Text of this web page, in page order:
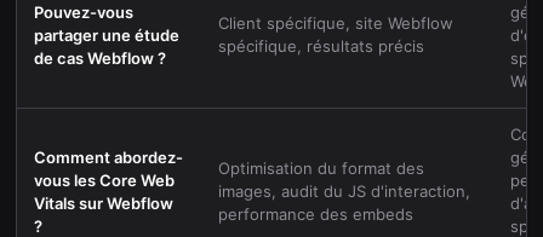
Pouvez-vous
partager une étude
de cas Webflow ?
Client spécifique, site Webflow
spécifique, résultats précis
Comment abordez-
vous les Core Web
Vitals sur Webflow
?
Optimisation du format des
images, audit du JS d'interaction,
performance des embeds